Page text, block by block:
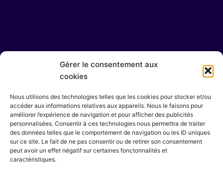
Gérer le consentement aux
cookies
Nous utilisons des technologies telles que les cookies pour stocker et/ou
accéder aux informations relatives aux appareils. Nous le faisons pour
améliorer l’expérience de navigation et pour afficher des publicités
personnalisées. Consentir à ces technologies nous permettra de traiter
des données telles que le comportement de navigation ou les ID uniques
sur ce site. Le fait de ne pas consentir ou de retirer son consentement
peut avoir un effet négatif sur certaines fonctonnalités et
caractéristiques.
Ig. Fb. Be.
Rejoindre le collectif
Vous souhaitez rejoindre l'équipe ?
contact@marindesign.fr